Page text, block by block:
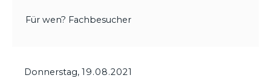
Für wen? Fachbesucher
Donnerstag, 19.08.2021